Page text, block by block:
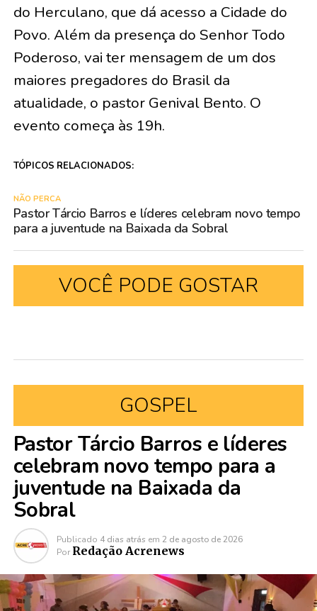
do Herculano, que dá acesso a Cidade do
Povo. Além da presença do Senhor Todo
Poderoso, vai ter mensagem de um dos
maiores pregadores do Brasil da
atualidade, o pastor Genival Bento. O
evento começa às 19h.
TÓPICOS RELACIONADOS:
NÃO PERCA
Pastor Tárcio Barros e líderes celebram novo tempo
para a juventude na Baixada da Sobral
VOCÊ PODE GOSTAR
GOSPEL
Pastor Tárcio Barros e líderes
celebram novo tempo para a
juventude na Baixada da
Sobral
Publicado 4 dias atrás em 2 de agosto de 2026
Por Redação Acrenews